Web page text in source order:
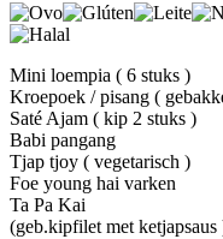
Mini loempia ( 6 stuks )
Kroepoek / pisang (
Saté Ajam ( kip 2 stuks )
Babi pangang
Tjap tjoy ( vegetarisch )
Foe young hai varken
Ta Pa Kai
(geb.kipfilet met ketjapsaus